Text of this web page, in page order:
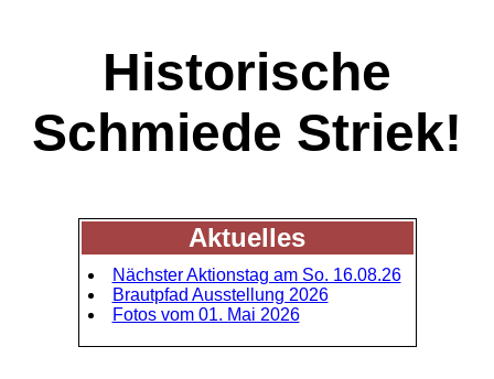
Historische
Schmiede Striek!
Aktuelles
Nächster Aktionstag am So. 16.08.26
Brautpfad Ausstellung 2026
Fotos vom 01. Mai 2026